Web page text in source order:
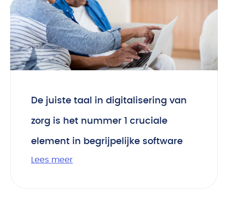
De juiste taal in digitalisering van
zorg is het nummer 1 cruciale
element in begrijpelijke software
Lees meer